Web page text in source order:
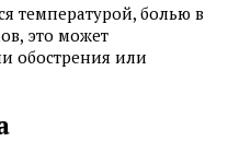
температурой, болью в
это может
обострения или